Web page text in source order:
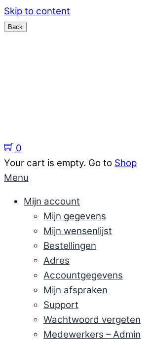
Skip to content
0
Your cart is empty. Go to Shop
Menu
Mijn account
Mijn gegevens
Mijn wensenlijst
Bestellingen
Adres
Accountgegevens
Mijn afspraken
Support
Wachtwoord vergeten
Medewerkers – Admin